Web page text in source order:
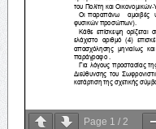
Page 1 / 2